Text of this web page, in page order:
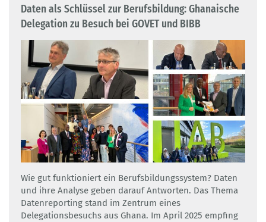
Daten als Schlüssel zur Berufsbildung: Ghanaische
Delegation zu Besuch bei GOVET und BIBB
Wie gut funktioniert ein Berufsbildungssystem? Daten
und ihre Analyse geben darauf Antworten. Das Thema
Datenreporting stand im Zentrum eines
Delegationsbesuchs aus Ghana. Im April 2025 empfing